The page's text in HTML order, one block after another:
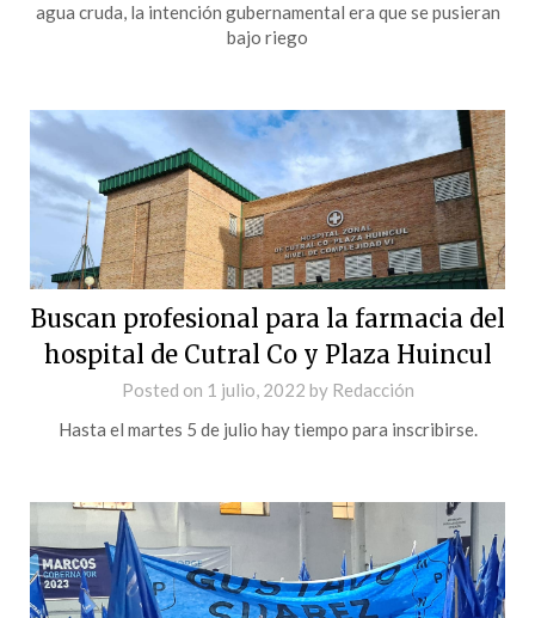
agua cruda, la intención gubernamental era que se pusieran
bajo riego
Buscan profesional para la farmacia del
hospital de Cutral Co y Plaza Huincul
Posted on 1 julio, 2022 by Redacción
Hasta el martes 5 de julio hay tiempo para inscribirse.